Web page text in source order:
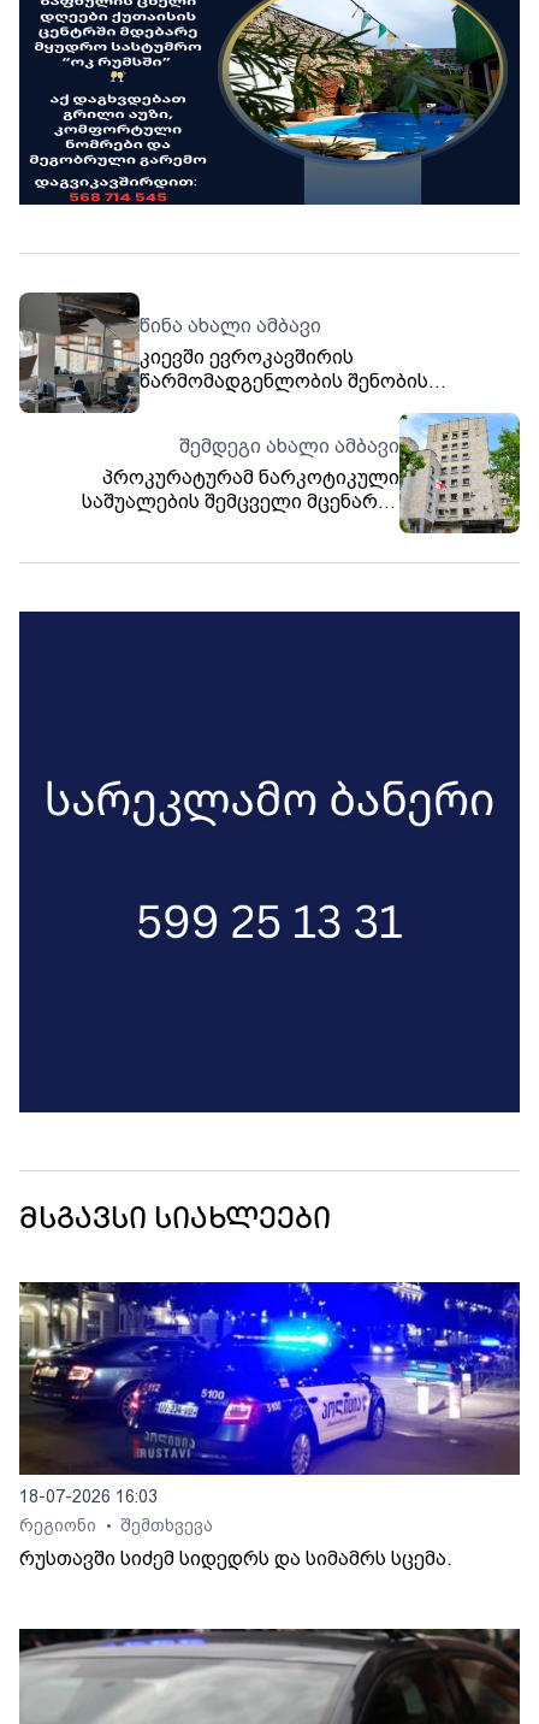
წინა ახალი ამბავი
კიევში ევროკავშირის
წარმომადგენლობის შენობის
დროებითი რწმუნებული დაიბარეს
შემდეგი ახალი ამბავი
პროკურატურამ ნარკოტიკული
საშუალების შემცველი მცენარის
მსგავსი სიახლეები
18-07-2026 16:03
რეგიონი
• შემთხვევა
რუსთავში სიძემ სიდედრს და სიმამრს სცემა.